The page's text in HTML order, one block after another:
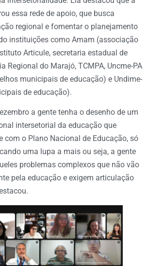
essa rede de apoio, que busca
regional e fomentar o planejamento
instituições como Amam (associação
Articule, secretaria estadual de
Regional do Marajó, TCMPA, Uncme-PA
municipais de educação) e Undime-
de educação).
a gente tenha o desenho de um
intersetorial da educação que
com o Plano Nacional de Educação, só
uma lupa a mais ou seja, a gente
problemas complexos que não vão
pela educação e exigem articulação